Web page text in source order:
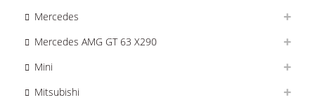
Mercedes
Mercedes AMG GT 63 X290
Mini
Mitsubishi